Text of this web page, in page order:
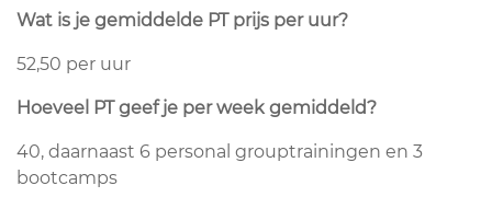
Wat is je gemiddelde PT prijs per uur?
52,50 per uur
Hoeveel PT geef je per week gemiddeld?
40, daarnaast 6 personal grouptrainingen en 3
bootcamps